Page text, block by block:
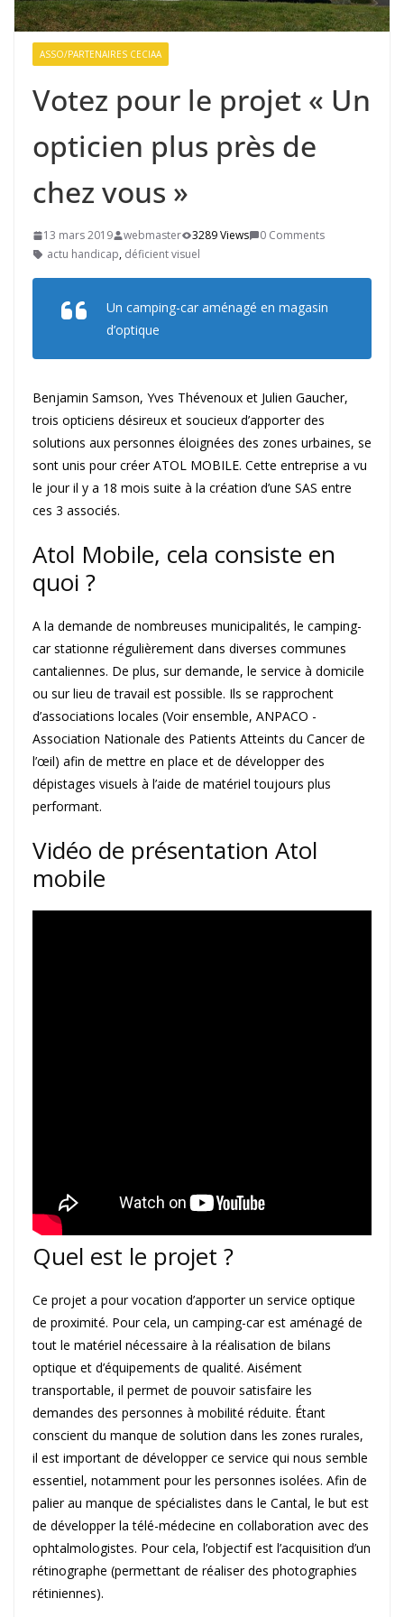
ASSO/PARTENAIRES CECIAA
Votez pour le projet « Un
opticien plus près de
chez vous »
13 mars 2019 webmaster 3289 Views
0 Comments
actu handicap, déficient visuel
Un camping-car aménagé en magasin
d’optique
Benjamin Samson, Yves Thévenoux et Julien Gaucher,
trois opticiens désireux et soucieux d’apporter des
solutions aux personnes éloignées des zones urbaines, se
sont unis pour créer ATOL MOBILE. Cette entreprise a vu
le jour il y a 18 mois suite à la création d’une SAS entre
ces 3 associés.
Atol Mobile, cela consiste en
quoi ?
A la demande de nombreuses municipalités, le camping-
car stationne régulièrement dans diverses communes
cantaliennes. De plus, sur demande, le service à domicile
ou sur lieu de travail est possible. Ils se rapprochent
d’associations locales (Voir ensemble, ANPACO -
Association Nationale des Patients Atteints du Cancer de
l’œil) afin de mettre en place et de développer des
dépistages visuels à l’aide de matériel toujours plus
performant.
Vidéo de présentation Atol
mobile
Quel est le projet ?
Ce projet a pour vocation d’apporter un service optique
de proximité. Pour cela, un camping-car est aménagé de
tout le matériel nécessaire à la réalisation de bilans
optique et d’équipements de qualité. Aisément
transportable, il permet de pouvoir satisfaire les
demandes des personnes à mobilité réduite. Étant
conscient du manque de solution dans les zones rurales,
il est important de développer ce service qui nous semble
essentiel, notamment pour les personnes isolées. Afin de
palier au manque de spécialistes dans le Cantal, le but est
de développer la télé-médecine en collaboration avec des
ophtalmologistes. Pour cela, l’objectif est l’acquisition d’un
rétinographe (permettant de réaliser des photographies
rétiniennes).